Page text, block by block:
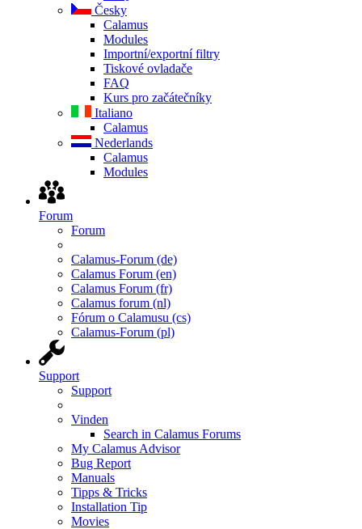
Česky
Calamus
Modules
Importní/exportní filtry
Tiskové ovladače
FAQ
Kurs pro začátečníky
Italiano
Calamus
Nederlands
Calamus
Modules
Forum
Forum
Calamus-Forum (de)
Calamus Forum (en)
Calamus Forum (fr)
Calamus forum (nl)
Fórum o Calamusu (cs)
Calamus-Forum (pl)
Support
Support
Vinden
Search in Calamus Forums
My Calamus Advisor
Bug Report
Manuals
Tipps & Tricks
Installation Tip
Movies